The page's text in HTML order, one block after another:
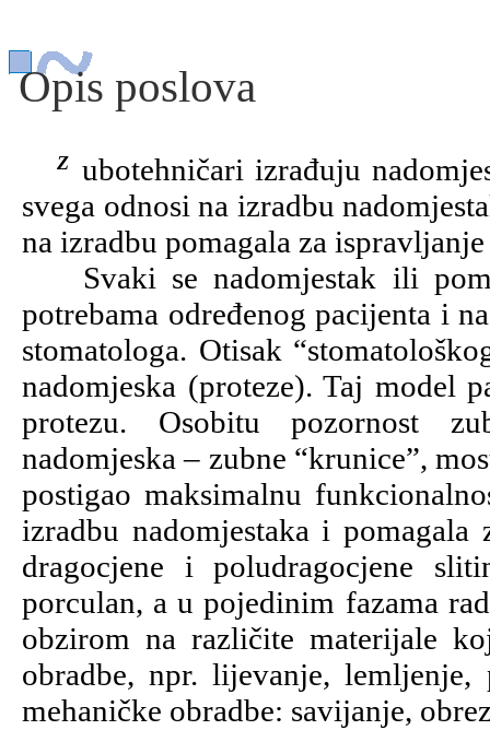
Opis poslova
Zubotehničari izrađuju nadomjeske i pomagala u stomatologiji. To se prije
svega odnosi na izradbu
na izradbu pomagala za
Svaki se nadomjestak ili
potrebama određenog pacijenta i
stomatologa. Otisak
nadomjeska (proteze). Taj model
protezu. Osobitu pozornost
nadomjeska – zubne “krunice”,
postigao maksimalnu
izradbu nadomjestaka i
dragocjene i poludragocjene
porculan, a u pojedinim fazama
obzirom na različite materijale
obradbe, npr. lijevanje,
mehaničke obradbe: savijanje,